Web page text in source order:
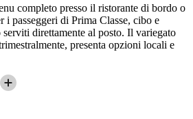
completo presso il ristorante di bordo o
i passeggeri di Prima Classe, cibo e
direttamente al posto. Il variegato
presenta opzioni locali e